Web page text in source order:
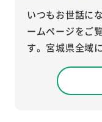
いつもお世話に
ームページをご
す。宮城県全域